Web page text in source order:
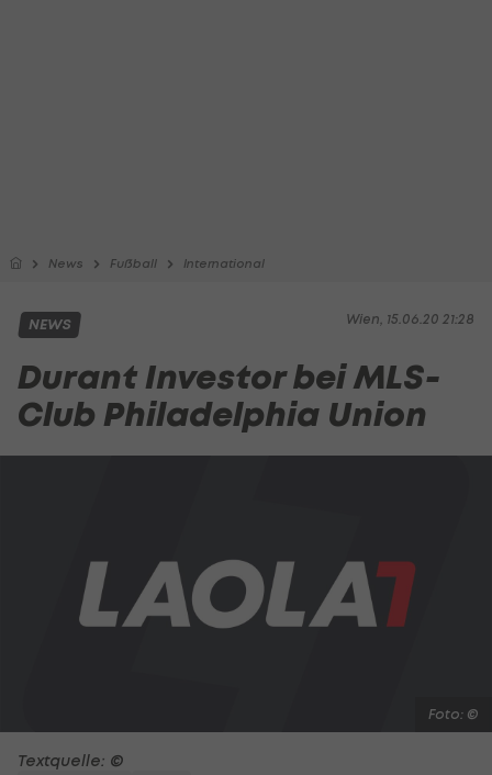
News Fußball International
Wien, 15.06.20 21:28
NEWS
Durant Investor bei MLS-
Club Philadelphia Union
Foto: ©
Textquelle: ©